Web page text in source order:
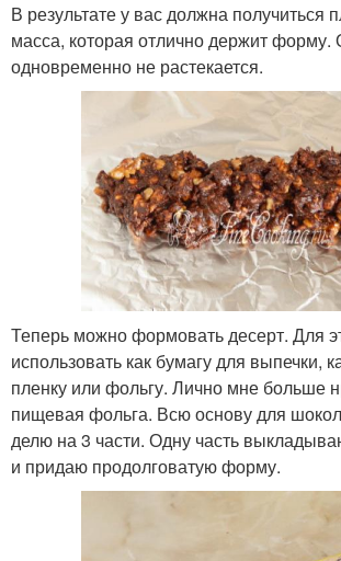
В результате у вас должна получиться
масса, которая отлично держит форму.
одновременно не растекается.
Теперь можно формовать десерт. Для
использовать как бумагу для выпечки,
пленку или фольгу. Лично мне больше
пищевая фольга. Всю основу для
делю на 3 части. Одну часть
и придаю продолговатую форму.